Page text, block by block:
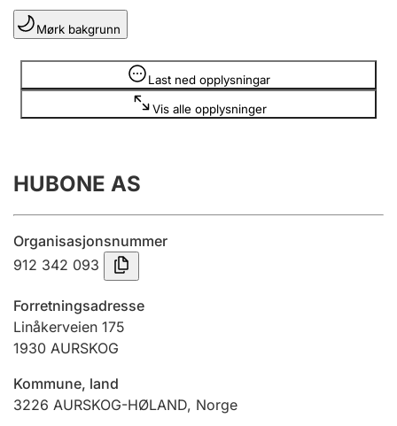
Lag og foreining
Registrere, endre, slette
Årsrekneskap
Innsending og forseinkingsgebyr
Tinglysing
Jeger
Mørk bakgrunn
Last ned opplysningar
Vis alle opplysninger
Opplysninger er skjult
HUBONE AS
Organisasjonsnummer
912 342 093
Forretningsadresse
Linåkerveien 175
1930 AURSKOG
Kommune, land
3226 AURSKOG-HØLAND, Norge